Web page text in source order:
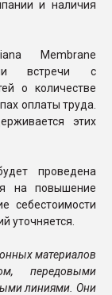
и наличия
Membrane
встречи с
о количестве
оплаты труда.
этих
проведена
на повышение
себестоимости
уточняется.
материалов
передовыми
линиями. Они